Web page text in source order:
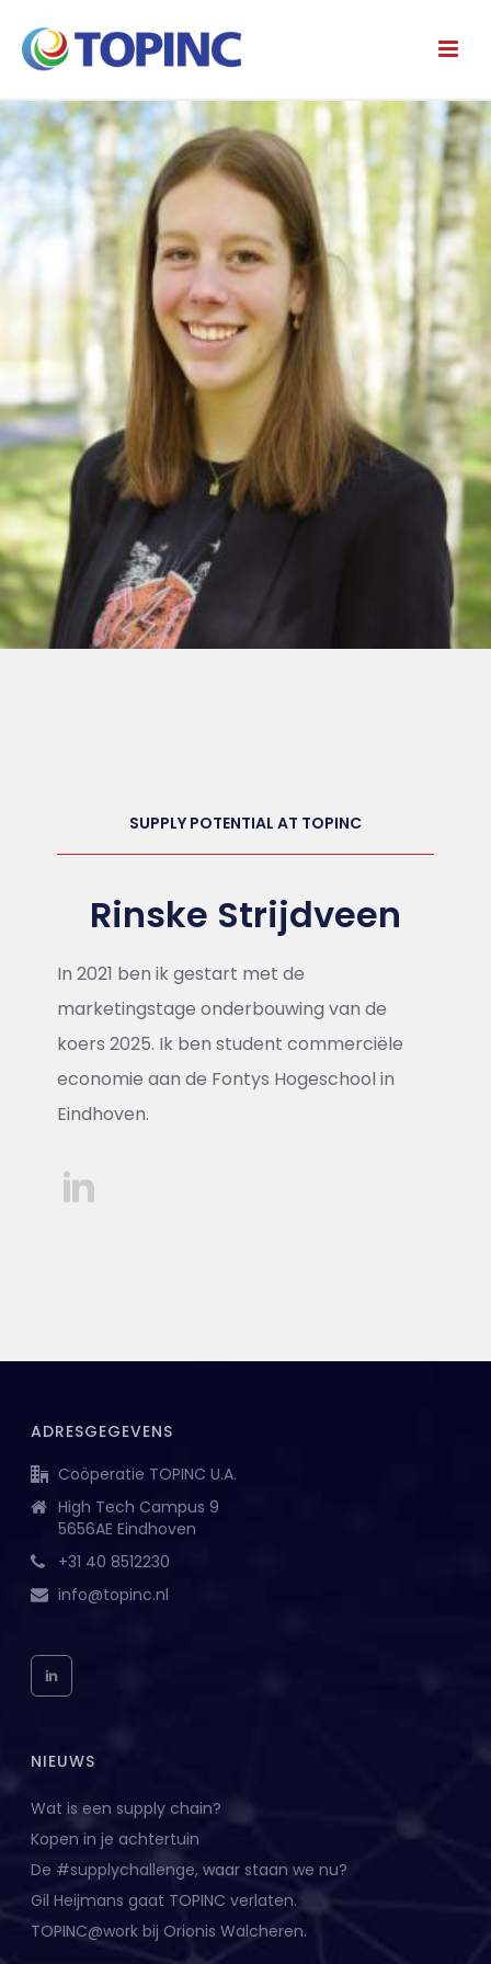
SUPPLY POTENTIAL AT TOPINC
Rinske Strijdveen
In 2021 ben ik gestart met de
marketingstage onderbouwing van de
koers 2025. Ik ben student commerciële
economie aan de Fontys Hogeschool in
Eindhoven.
ADRESGEGEVENS
Coöperatie TOPINC U.A.
High Tech Campus 9
5656AE Eindhoven
+31 40 8512230
info@topinc.nl
NIEUWS
Wat is een supply chain?
Kopen in je achtertuin
De #supplychallenge, waar staan we nu?
Gil Heijmans gaat TOPINC verlaten.
TOPINC@work bij Orionis Walcheren.